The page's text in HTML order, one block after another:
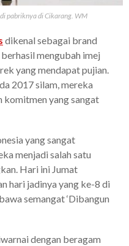
pabriknya di Cikarang. WM
dikenal sebagai brand
mengubah imej
yang mendapat pujian.
2017 silam, mereka
komitmen yang sangat
yang sangat
menjadi salah satu
Hari ini Jumat
hari jadinya yang ke-8 di
semangat ‘Dibangun
dengan beragam